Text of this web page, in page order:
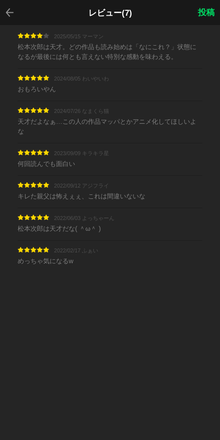
レビュー(7)
戻る
投稿
2025/05/15 マーマン
松本次郎は天才。どの作品も読み始めは「なにこれ？」状態に
なるが最後には何とも言えない特別な感動を味わえる。
2024/08/05 わいやいわ
おもろいやん
2024/07/26 なまくら猫
天才だよなぁ…この人の作品マッパとかアニメ化してほしいよ
な
2023/09/09 キラキラ星
何回読んでも面白い
2022/09/12 アジフライ
キレた親父は怖えぇぇ、これは間違いないな
2022/06/03 よっちゃーん
松本次郎は天才だな( ＾ω＾ )
2022/02/17 ふぁい
めっちゃ気になるw